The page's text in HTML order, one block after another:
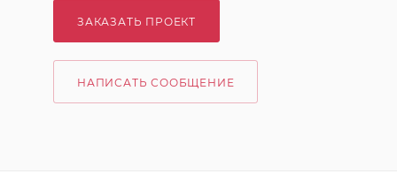
ЗАКАЗАТЬ ПРОЕКТ
НАПИСАТЬ СООБЩЕНИЕ